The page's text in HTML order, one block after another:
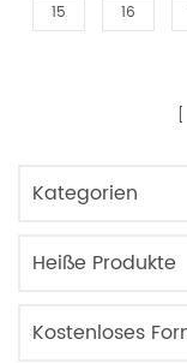
15 16
Kategorien
Heiße Produkte
Kostenloses